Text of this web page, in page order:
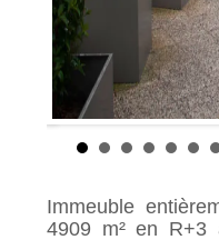
Immeuble
4909 m² en R+3